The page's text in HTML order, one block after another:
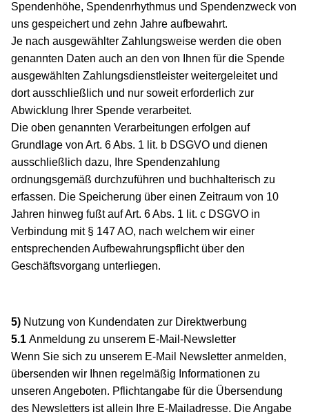
Spendenhöhe, Spendenrhythmus und Spendenzweck von
uns gespeichert und zehn Jahre aufbewahrt.
Je nach ausgewählter Zahlungsweise werden die oben
genannten Daten auch an den von Ihnen für die Spende
ausgewählten Zahlungsdienstleister weitergeleitet und
dort ausschließlich und nur soweit erforderlich zur
Abwicklung Ihrer Spende verarbeitet.
Die oben genannten Verarbeitungen erfolgen auf
Grundlage von Art. 6 Abs. 1 lit. b DSGVO und dienen
ausschließlich dazu, Ihre Spendenzahlung
ordnungsgemäß durchzuführen und buchhalterisch zu
erfassen. Die Speicherung über einen Zeitraum von 10
Jahren hinweg fußt auf Art. 6 Abs. 1 lit. c DSGVO in
Verbindung mit § 147 AO, nach welchem wir einer
entsprechenden Aufbewahrungspflicht über den
Geschäftsvorgang unterliegen.
5) Nutzung von Kundendaten zur Direktwerbung
5.1 Anmeldung zu unserem E-Mail-Newsletter
Wenn Sie sich zu unserem E-Mail Newsletter anmelden,
übersenden wir Ihnen regelmäßig Informationen zu
unseren Angeboten. Pflichtangabe für die Übersendung
des Newsletters ist allein Ihre E-Mailadresse. Die Angabe